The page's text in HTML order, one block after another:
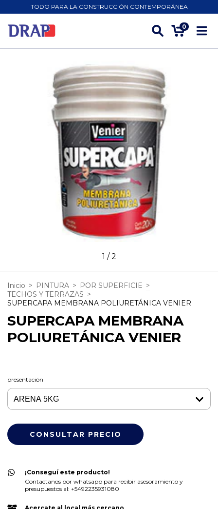
TODO PARA LA CONSTRUCCIÓN CONTEMPORÁNEA
0
1 /2
Inicio > PINTURA > POR SUPERFICIE >
TECHOS Y TERRAZAS >
SUPERCAPA MEMBRANA POLIURETÁNICA VENIER
SUPERCAPA MEMBRANA
POLIURETÁNICA VENIER
presentación
¡Conseguí este producto!
Contactanos por whatsapp para recibir asesoramiento y
presupuestos al: +5492235931080